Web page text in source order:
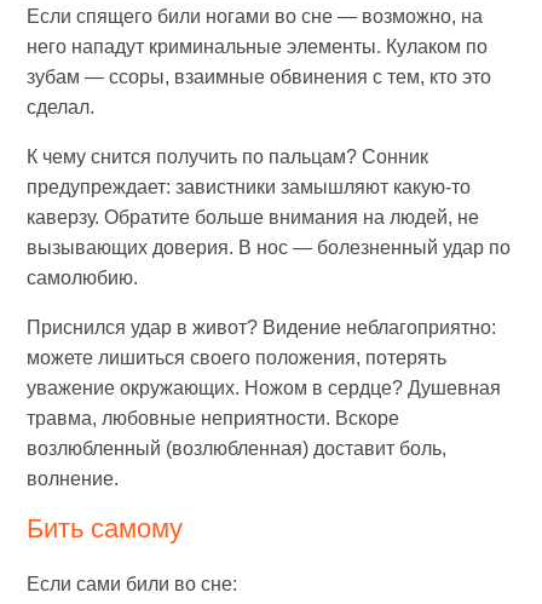
Если спящего били ногами во сне — возможно, на
него нападут криминальные элементы. Кулаком по
зубам — ссоры, взаимные обвинения с тем, кто это
сделал.
К чему снится получить по пальцам? Сонник
предупреждает: завистники замышляют какую-то
каверзу. Обратите больше внимания на людей, не
вызывающих доверия. В нос — болезненный удар по
самолюбию.
Приснился удар в живот? Видение неблагоприятно:
можете лишиться своего положения, потерять
уважение окружающих. Ножом в сердце? Душевная
травма, любовные неприятности. Вскоре
возлюбленный (возлюбленная) доставит боль,
волнение.
Бить самому
Если сами били во сне: